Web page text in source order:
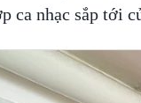
ca nhạc sắp tới